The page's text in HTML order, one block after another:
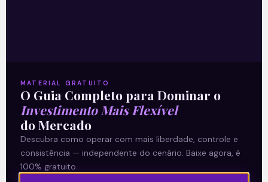
11/01/2022
MATERIAL GRATUITO
O Guia Completo para Dominar o
Investimento Mais Flexível
do Mercado
Descubra como operar com mais liberdade, controle e
consistência — independente do cenário. Baixe agora, é
100% gratuito.